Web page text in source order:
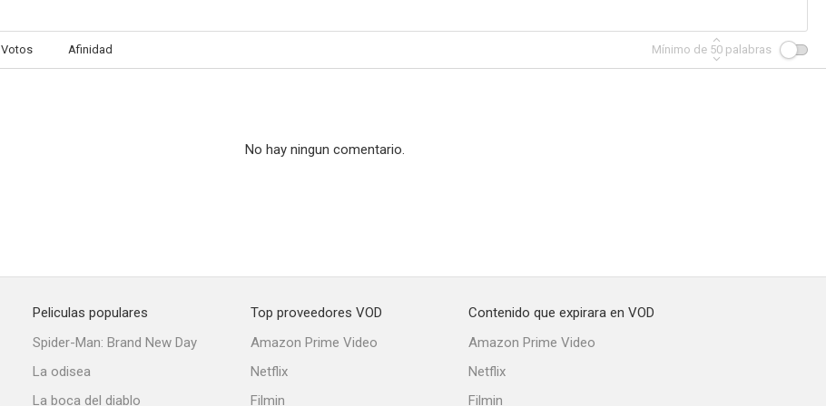
Votos Afinidad Mínimo de 50 palabras
No hay ningun comentario.
Peliculas populares
Spider-Man: Brand New Day
La odisea
La boca del diablo
Top proveedores VOD
Amazon Prime Video
Netflix
Filmin
Contenido que expirara en VOD
Amazon Prime Video
Netflix
Filmin